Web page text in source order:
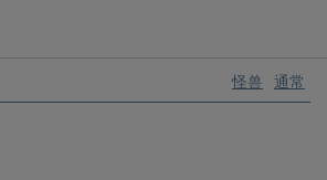
怪兽 通常